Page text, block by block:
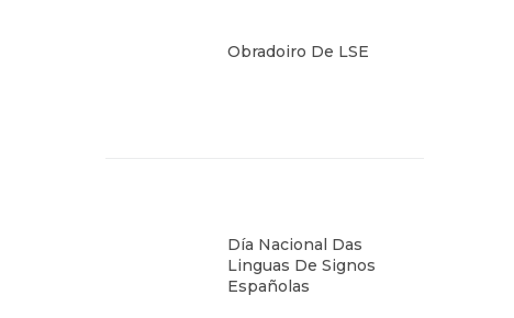
Obradoiro De LSE
Día Nacional Das
Linguas De Signos
Españolas